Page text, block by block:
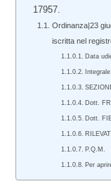
17957.
Ordinanza|23
iscritta nel
Data
Integrale
Dott.
Dott.
P.Q.M.
Per